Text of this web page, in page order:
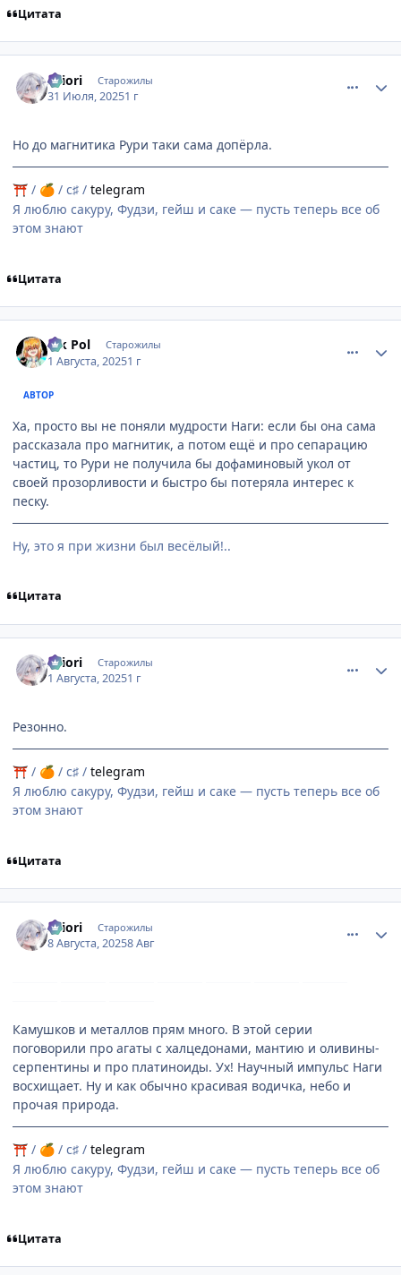
Цитата
shiоri Старожилы
31 Июля, 20251 г
Но до магнитика Рури таки сама допёрла.
⛩ / 🍊 / c♯ / telegram
Я люблю сакуру, Фудзи, гейш и саке — пусть теперь все об
этом знают
Цитата
Vik Pol Старожилы
1 Августа, 20251 г
АВТОР
Ха, просто вы не поняли мудрости Наги: если бы она сама
рассказала про магнитик, а потом ещё и про сепарацию
частиц, то Рури не получила бы дофаминовый укол от
своей прозорливости и быстро бы потеряла интерес к
песку.
Ну, это я при жизни был весёлый!..
Цитата
shiоri Старожилы
1 Августа, 20251 г
Резонно.
⛩ / 🍊 / c♯ / telegram
Я люблю сакуру, Фудзи, гейш и саке — пусть теперь все об
этом знают
Цитата
shiоri Старожилы
8 Августа, 20258 Авг
Камушков и металлов прям много. В этой серии
поговорили про агаты с халцедонами, мантию и оливины-
серпентины и про платиноиды. Ух! Научный импульс Наги
восхищает. Ну и как обычно красивая водичка, небо и
прочая природа.
⛩ / 🍊 / c♯ / telegram
Я люблю сакуру, Фудзи, гейш и саке — пусть теперь все об
этом знают
Цитата